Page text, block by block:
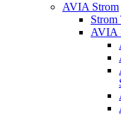
AVIA Strom
Strom
AVIA